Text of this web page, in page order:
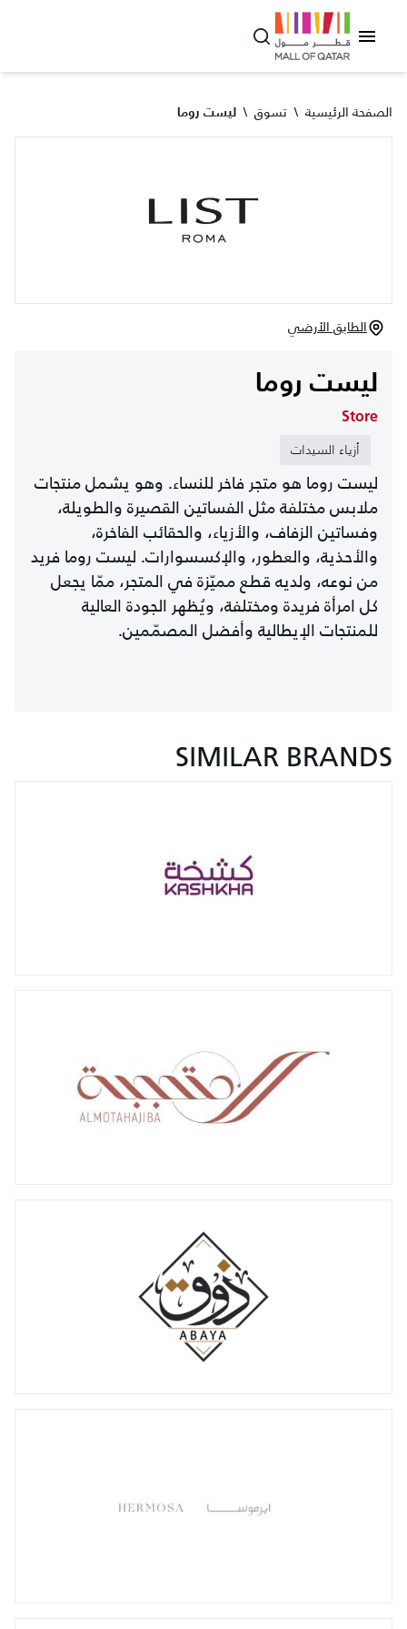
الصفحة الرئيسية \ تسوق \ ليست روما
الطابق الأرضي
ليست روما
Store
أزياء السيدات
ليست روما هو متجر فاخر للنساء. وهو يشمل منتجات
ملابس مختلفة مثل الفساتين القصيرة والطويلة،
وفساتين الزفاف، والأزياء، والحقائب الفاخرة،
والأحذية، والعطور، والإكسسوارات. ليست روما فريد
من نوعه، ولديه قطع مميّزة في المتجر، ممّا يجعل
كل امرأة فريدة ومختلفة، ويُظهر الجودة العالية
للمنتجات الإيطالية وأفضل المصمّمين.
SIMILAR BRANDS